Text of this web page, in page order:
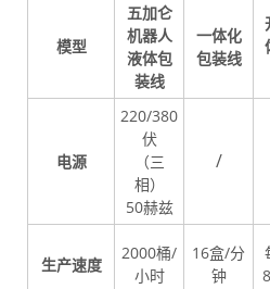
模型
五加仑
机器人
液体包
装线
一体化
包装线
电源
220/380
伏
（三
相）
50赫兹
/
生产速度
2000桶/
小时
16盒/分
钟